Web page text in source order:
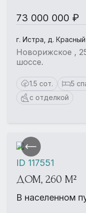
73 000 000 ₽
г. Истра, д.
Новорижское ,
шоссе.
1.5 сот. 5
с отделкой
ДОМ, 260 М²
В населенном
ID 117551